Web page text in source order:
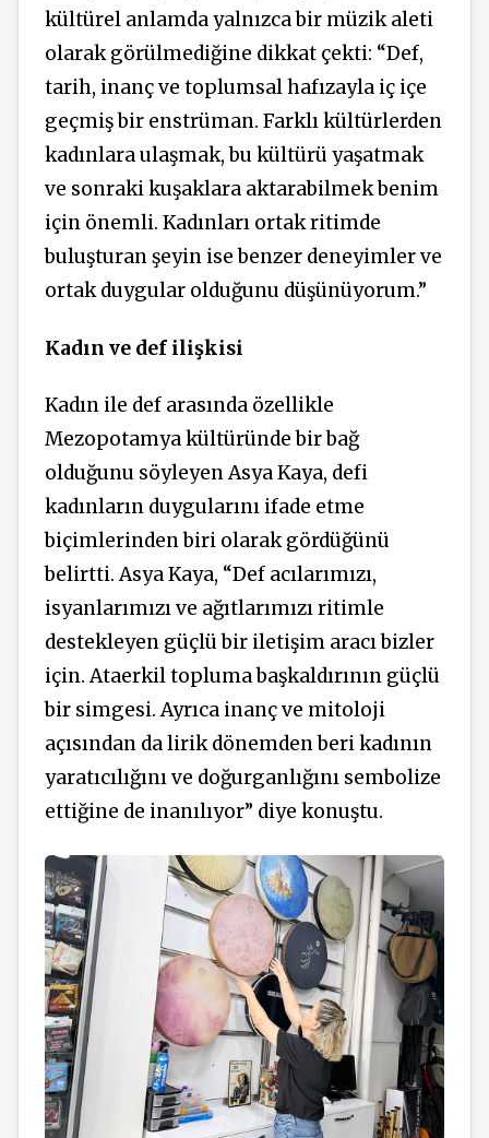
kültürel anlamda yalnızca bir müzik aleti
olarak görülmediğine dikkat çekti: “Def,
tarih, inanç ve toplumsal hafızayla iç içe
geçmiş bir enstrüman. Farklı kültürlerden
kadınlara ulaşmak, bu kültürü yaşatmak
ve sonraki kuşaklara aktarabilmek benim
için önemli. Kadınları ortak ritimde
buluşturan şeyin ise benzer deneyimler ve
ortak duygular olduğunu düşünüyorum.”
Kadın ve def ilişkisi
Kadın ile def arasında özellikle
Mezopotamya kültüründe bir bağ
olduğunu söyleyen Asya Kaya, defi
kadınların duygularını ifade etme
biçimlerinden biri olarak gördüğünü
belirtti. Asya Kaya, “Def acılarımızı,
isyanlarımızı ve ağıtlarımızı ritimle
destekleyen güçlü bir iletişim aracı bizler
için. Ataerkil topluma başkaldırının güçlü
bir simgesi. Ayrıca inanç ve mitoloji
açısından da lirik dönemden beri kadının
yaratıcılığını ve doğurganlığını sembolize
ettiğine de inanılıyor” diye konuştu.